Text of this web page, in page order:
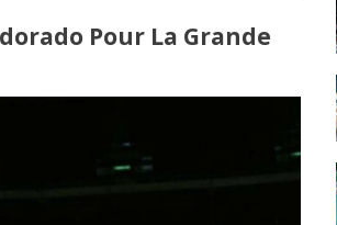
Pour La Grande